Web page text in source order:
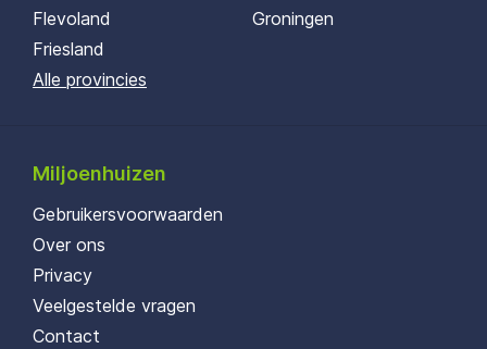
Flevoland
Friesland
Groningen
Alle provincies
Miljoenhuizen
Gebruikersvoorwaarden
Over ons
Privacy
Veelgestelde vragen
Contact